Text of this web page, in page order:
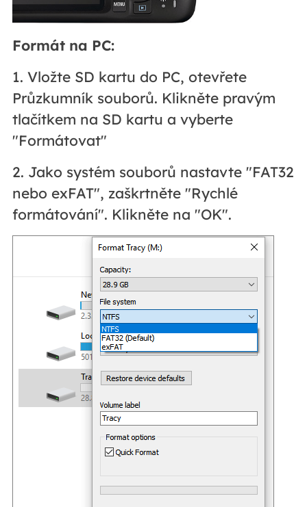
Formát na PC:
1. Vložte SD kartu do PC, otevřete
Průzkumník souborů. Klikněte pravým
tlačítkem na SD kartu a vyberte
"Formátovat"
2. Jako systém souborů nastavte "FAT32
nebo exFAT", zaškrtněte "Rychlé
formátování". Klikněte na "OK".